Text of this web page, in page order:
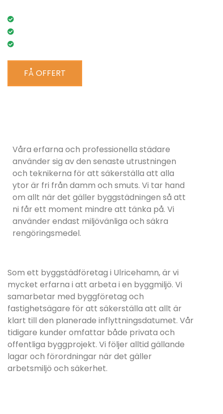
FÅ OFFERT
Våra erfarna och professionella städare
använder sig av den senaste utrustningen
och teknikerna för att säkerställa att alla
ytor är fri från damm och smuts. Vi tar hand
om allt när det gäller byggstädningen så att
ni får ett moment mindre att tänka på. Vi
använder endast miljövänliga och säkra
rengöringsmedel.
Som ett byggstädföretag i Ulricehamn, är vi
mycket erfarna i att arbeta i en byggmiljö. Vi
samarbetar med byggföretag och
fastighetsägare för att säkerställa att allt är
klart till den planerade inflyttningsdatumet. Vår
tidigare kunder omfattar både privata och
offentliga byggprojekt. Vi följer alltid gällande
lagar och förordningar när det gäller
arbetsmiljö och säkerhet.